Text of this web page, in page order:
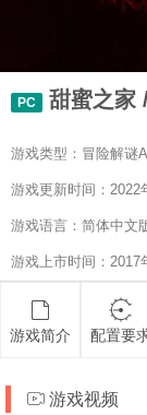
PC 甜蜜之家
游戏类型：冒险解谜
游戏更新时间：2022
游戏语言：简体中文
游戏上市时间：2017
游戏简介 配置要
游戏视频